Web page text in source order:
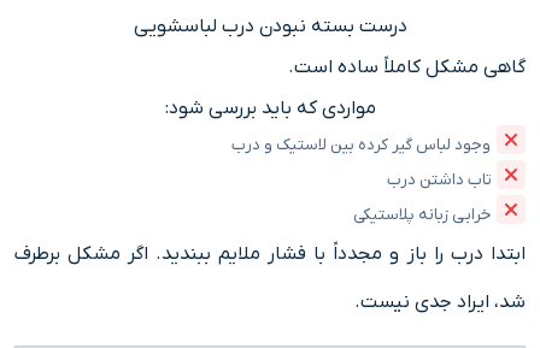
درست بسته نبودن درب لباسشویی
گاهی مشکل کاملاً ساده است.
مواردی که باید بررسی شود:
وجود لباس گیر کرده بین لاستیک و درب
تاب داشتن درب
خرابی زبانه پلاستیکی
ابتدا درب را باز و مجدداً با فشار ملایم ببندید. اگر مشکل برطرف
شد، ایراد جدی نیست.